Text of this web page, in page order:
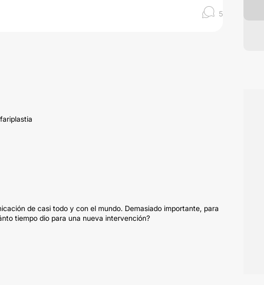
5
de casi todo y con el mundo. Demasiado importante, para
tiempo dio para una nueva intervención?